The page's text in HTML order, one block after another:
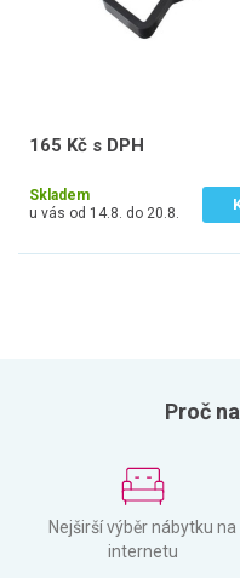
165 Kč s DPH
Skladem
u vás od 14.8. do 20.8.
Proč
Nejširší výběr nábytku na
internetu